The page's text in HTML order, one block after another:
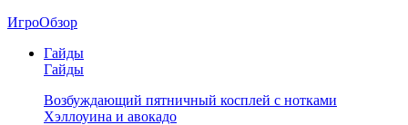
ИгроОбзор
Гайды
Гайды
Возбуждающий пятничный косплей с нотками
Хэллоуина и авокадо